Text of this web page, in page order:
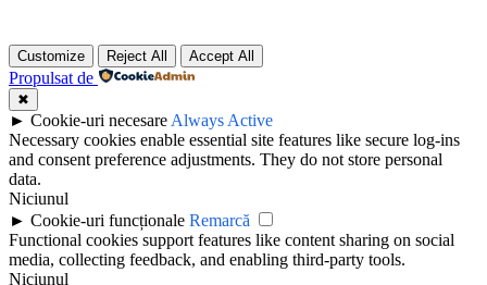
Customize Reject All Accept All
Propulsat de
✖
► Cookie-uri necesare Always Active
Necessary cookies enable essential site features like secure log-ins
and consent preference adjustments. They do not store personal
data.
Niciunul
► Cookie-uri funcționale Remarcă
Functional cookies support features like content sharing on social
media, collecting feedback, and enabling third-party tools.
Niciunul